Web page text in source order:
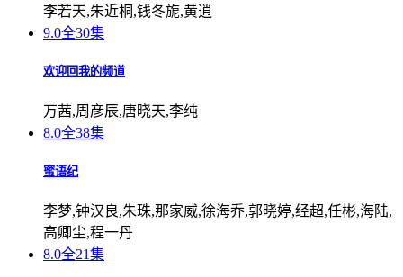
李若天,朱近桐,钱冬旎,黄逍
9.0全30集
欢迎回我的频道
万茜,周彦辰,唐晓天,李纯
8.0全38集
蜜语纪
李梦,钟汉良,朱珠,那家威,徐海乔,郭晓婷,经超,任彬,海陆,
高卿尘,程一丹
8.0全21集